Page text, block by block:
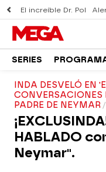
El increíble Dr. Pol
SERIES
INDA DESVELÓ EN
CONVERSACIONES
PADRE DE NEYMAR
HABLADO
Neymar".